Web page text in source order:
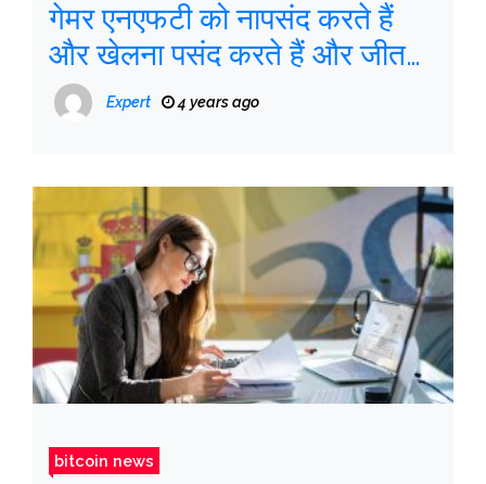
गेमर एनएफटी को नापसंद करते हैं
और खेलना पसंद करते हैं और जीतना
नहीं
Expert 4 years ago
bitcoin news